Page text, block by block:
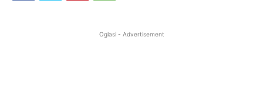
Oglasi - Advertisement